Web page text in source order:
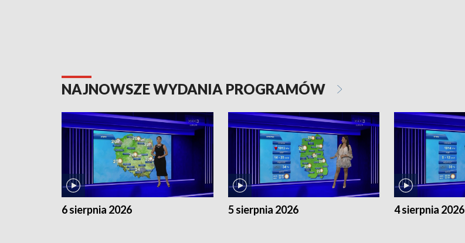
NAJNOWSZE WYDANIA PROGRAMÓW
6 sierpnia 2026 5 sierpnia 2026 4 sierpnia 2026